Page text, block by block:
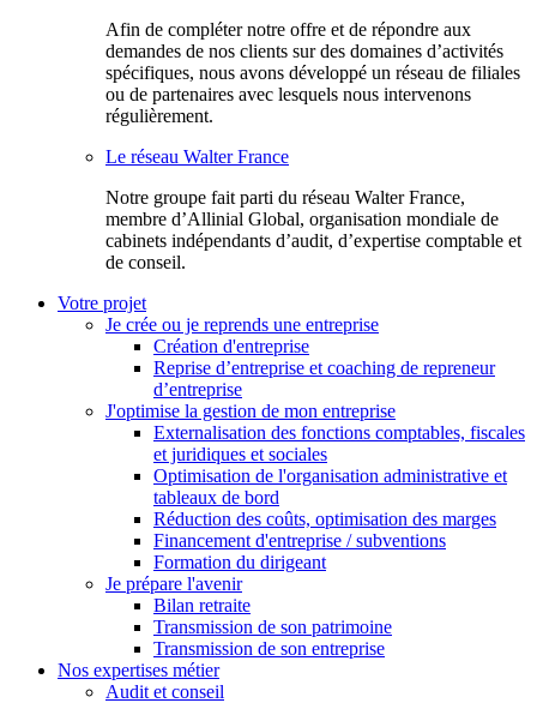
Afin de compléter notre offre et de répondre aux
demandes de nos clients sur des domaines d’activités
spécifiques, nous avons développé un réseau de filiales
ou de partenaires avec lesquels nous intervenons
régulièrement.
Le réseau Walter France
Notr​e groupe fait parti du réseau Walter France,
membre d’Allinial Global, organisation mondiale de
cabinets indépendants d’audit, d’expertise comptable et
de conseil.
Votre projet
Je crée ou je reprends une entreprise
Création d'entreprise
Reprise d’entreprise et coaching de repreneur
d’entreprise
J'optimise la gestion de mon entreprise
Externalisation des fonctions comptables, fiscales
et juridiques et sociales
Optimisation de l'organisation administrative et
tableaux de bord
Réduction des coûts, optimisation des marges
Financement d'entreprise / subventions
Formation du dirigeant
Je prépare l'avenir
Bilan retraite
Transmission de son patrimoine
Transmission de son entreprise
Nos expertises métier
Audit et conseil